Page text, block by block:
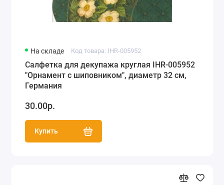
На складе Код товара: IHR-005952
Салфетка для декупажа круглая IHR-005952
"Орнамент с шиповником", диаметр 32 см,
Германия
30.00р.
Купить